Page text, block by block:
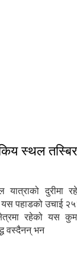
स्थल
दुरीमा
पहाडको उचाई
क्षेत्रमा रहेको यस
वस्दैनन् भन